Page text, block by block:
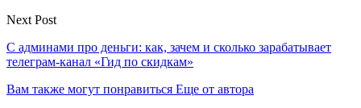
Next Post
С админами про деньги: как, зачем и сколько зарабатывает
телеграм-канал «Гид по скидкам»
Вам также могут понравиться Еще от автора